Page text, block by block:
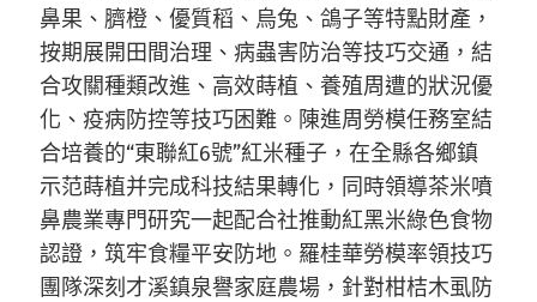
鼻果、臍橙、優質稻、烏兔、鴿子等特點財產，
按期展開田間治理、病蟲害防治等技巧交通，結
合攻關種類改進、高效蒔植、養殖周遭的狀況優
化、疫病防控等技巧困難。陳進周勞模任務室結
合培養的“東聯紅6號”紅米種子，在全縣各鄉鎮
示范蒔植并完成科技結果轉化，同時領導茶米噴
鼻農業專門研究一起配合社推動紅黑米綠色食物
認證，筑牢食糧平安防地。羅桂華勞模率領技巧
團隊深刻才溪鎮泉譽家庭農場，針對柑桔木虱防